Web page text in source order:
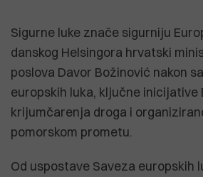
Sigurne luke znače sigurniju
danskog Helsingora hrvatski
poslova Davor Božinović nakon
europskih luka, ključne inicijative
krijumčarenja droga i
pomorskom prometu.
Od uspostave Saveza europskih